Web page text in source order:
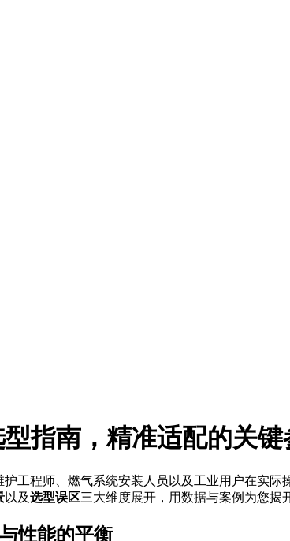
指南，精准适配的关键
工程师、燃气系统安装人员以及工业用户在实际
以及选型误区三大维度展开，用数据与案例为您揭
性能的平衡